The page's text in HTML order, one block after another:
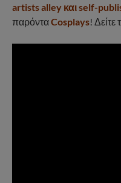
artists alley και self-
παρόνταCosplays! Δείτε